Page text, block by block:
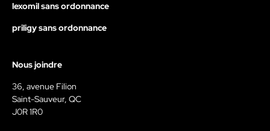
lexomil sans ordonnance
priligy sans ordonnance
Nous joindre
36, avenue Filion
Saint-Sauveur, QC
J0R 1R0